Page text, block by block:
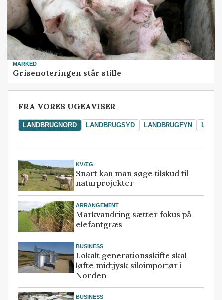
MARKED
Grisenoteringen står stille
FRA VORES UGEAVISER
LANDBRUGNORD LANDBRUGSYD LANDBRUGFYN
KVÆG
Snart kan man søge tilskud til
naturprojekter
ARRANGEMENT
Markvandring sætter fokus på
elefantgræs
BUSINESS
Lokalt generationsskifte skal
løfte midtjysk siloimportør i
Norden
BUSINESS